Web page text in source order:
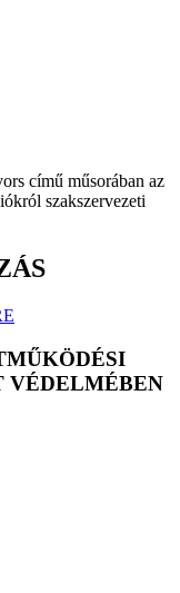
című műsorában az
szakszervezeti
VÉDELMÉBEN